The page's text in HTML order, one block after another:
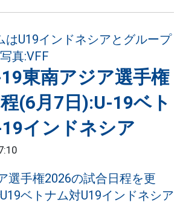
東南アジア選手権
(6月7日):U-19ベト
インドネシア
選手権2026の試合日程を更
ベトナム対U19インドネシア